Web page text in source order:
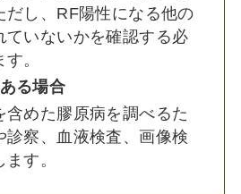
だし、RF陽性になる他の
ていないかを確認する必
。
る場合
含めた膠原病を調べるた
診察、血液検査、画像検
す。